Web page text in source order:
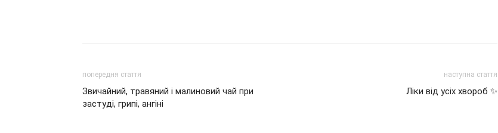
попередня стаття
Звичайний, травяний і малиновий чай при
застуді, грипі, ангіні
наступна стаття
Ліки від усіх хвороб ✨